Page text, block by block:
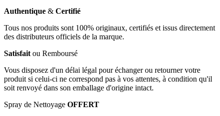
Authentique & Certifié
Tous nos produits sont 100% originaux, certifiés et issus directement
des distributeurs officiels de la marque.
Satisfait ou Remboursé
Vous disposez d'un délai légal pour échanger ou retourner votre
produit si celui-ci ne correspond pas à vos attentes, à condition qu'il
soit renvoyé dans son emballage d'origine intact.
Spray de Nettoyage OFFERT